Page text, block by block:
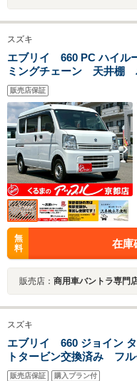
スズキ
エブリイ 660 PC ハイ
ミングチェーン 天井棚
テアリング エアバック
40700km 軽バン 軽箱
車定員4名
販売店保証
無
料
在庫
販売店： 商用車バントラ専門
スズキ
エブリイ 660 ジョイン
トタービン交換済み フ
ラ ナビ LEDヘッドライ
販売店保証 購入プラン付